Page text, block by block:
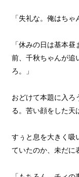
「失礼な。俺はちゃ
「休みの日は基本
前、千秋ちゃんが追
ろ。」
おどけて本題に入ろ
る。苦い顔をした天
すぅと息を大きく吸
ていたのか、未だに